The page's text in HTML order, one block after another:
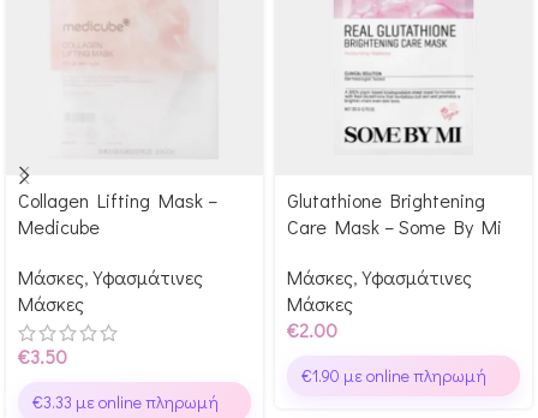
Αγόρασε & κέρδισε 35
Glow Points!
Collagen Lifting Mask –
Medicube
Μάσκες, Υφασμάτινες
Μάσκες
€3.50
€3.33 με online πληρωμή
Αγόρασε & κέρδισε 20
Glow Points!
Glutathione Brightening
Care Mask – Some By Mi
Μάσκες, Υφασμάτινες
Μάσκες
€2.00
€1.90 με online πληρωμή